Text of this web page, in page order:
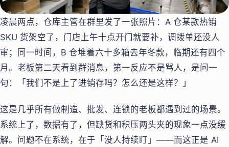
凌晨两点，仓库主管在群里发了一张照片：A 仓某款热销
SKU 货架空了，门店上午十点开门就要补，调拨单还没人
审；同一时间，B 仓堆着六十多箱去年冬款，临期还有四个
月。老板第二天看到群消息，第一反应不是骂人，是问一
句：「我们不是上了进销存吗？怎么还是这样？」
这是几乎所有做制造、批发、连锁的老板都遇到过的场景。
系统上了，数据有了，但缺货和积压两头夹的现象一点没缓
解。问题不在系统，在于「没人持续盯」——而这正是 AI